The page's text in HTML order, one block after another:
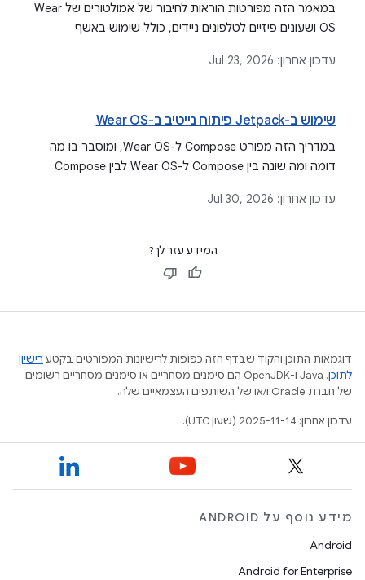
במאמר הזה מפורטות הוראות לחיבור של אמולטורים של Wear
OS ושעונים פיזיים לטלפונים ניידים, כולל שימוש באשף
והגדרת אפליקציות נלוות למכשירי Android ו-iOS.
עדכון אחרון: Jul 23, 2026
שימוש ב-Jetpack פיתוח נייטיב ב-Wear OS
במדריך הזה מפורט Compose ל-Wear OS, ומוסבר בו מה
דומה ומה שונה בין Compose ל-Wear OS לבין Compose
משתמש לאפליקציות ל-Wear OS.
עדכון אחרון: Jul 30, 2026
המידע עזר לך?
דוגמאות התוכן והקוד שבדף הזה כפופות לרישיונות המפורטים בקטע רישיון
לתוכן
.‏ Java ו-OpenJDK הם סימנים מסחריים או סימנים מסחריים רשומים
של חברת Oracle ו/או של השותפים העצמאיים שלה.
עדכון אחרון: 2025-11-14 (שעון UTC).
מידע נוסף על ANDROID
Android
Android for Enterprise